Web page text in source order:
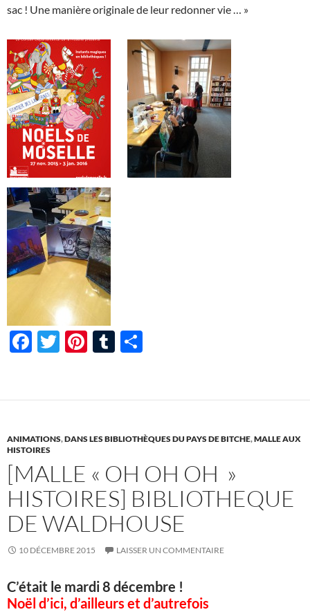
sac ! Une manière originale de leur redonner vie … »
F
b
o
o
k
T
er
Pi
es
t
T
bl
r
g
er
ANIMATIONS,DANS LES BIBLIOTHÈQUES DU PAYS DE BITCHE,MALLE AUX
HISTOIRES
[MALLE « OH OH OH »
HISTOIRES] BIBLIOTHEQUE
DE WALDHOUSE
10 DÉCEMBRE 2015 LAISSER UN COMMENTAIRE
C’était le mardi 8 décembre !
Noël d’ici, d’ailleurs et d’autrefois